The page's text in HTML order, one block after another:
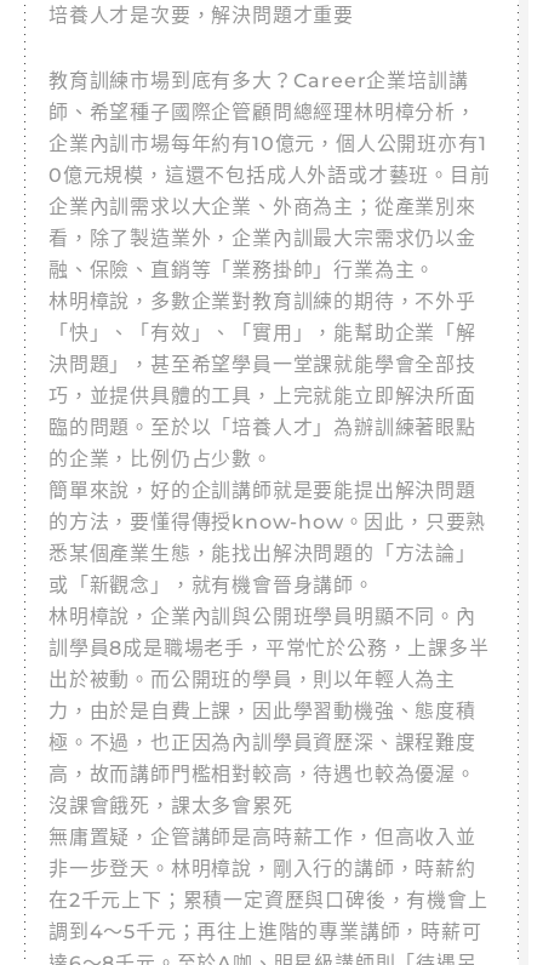
培養人才是次要，解決問題才重要
教育訓練市場到底有多大？Career企業培訓講
師、希望種子國際企管顧問總經理林明樟分析，
企業內訓市場每年約有10億元，個人公開班亦有1
0億元規模，這還不包括成人外語或才藝班。目前
企業內訓需求以大企業、外商為主；從產業別來
看，除了製造業外，企業內訓最大宗需求仍以金
融、保險、直銷等「業務掛帥」行業為主。
林明樟說，多數企業對教育訓練的期待，不外乎
「快」、「有效」、「實用」，能幫助企業「解
決問題」，甚至希望學員一堂課就能學會全部技
巧，並提供具體的工具，上完就能立即解決所面
臨的問題。至於以「培養人才」為辦訓練著眼點
的企業，比例仍占少數。
簡單來說，好的企訓講師就是要能提出解決問題
的方法，要懂得傳授know-how。因此，只要熟
悉某個產業生態，能找出解決問題的「方法論」
或「新觀念」，就有機會晉身講師。
林明樟說，企業內訓與公開班學員明顯不同。內
訓學員8成是職場老手，平常忙於公務，上課多半
出於被動。而公開班的學員，則以年輕人為主
力，由於是自費上課，因此學習動機強、態度積
極。不過，也正因為內訓學員資歷深、課程難度
高，故而講師門檻相對較高，待遇也較為優渥。
沒課會餓死，課太多會累死
無庸置疑，企管講師是高時薪工作，但高收入並
非一步登天。林明樟說，剛入行的講師，時薪約
在2千元上下；累積一定資歷與口碑後，有機會上
調到4～5千元；再往上進階的專業講師，時薪可